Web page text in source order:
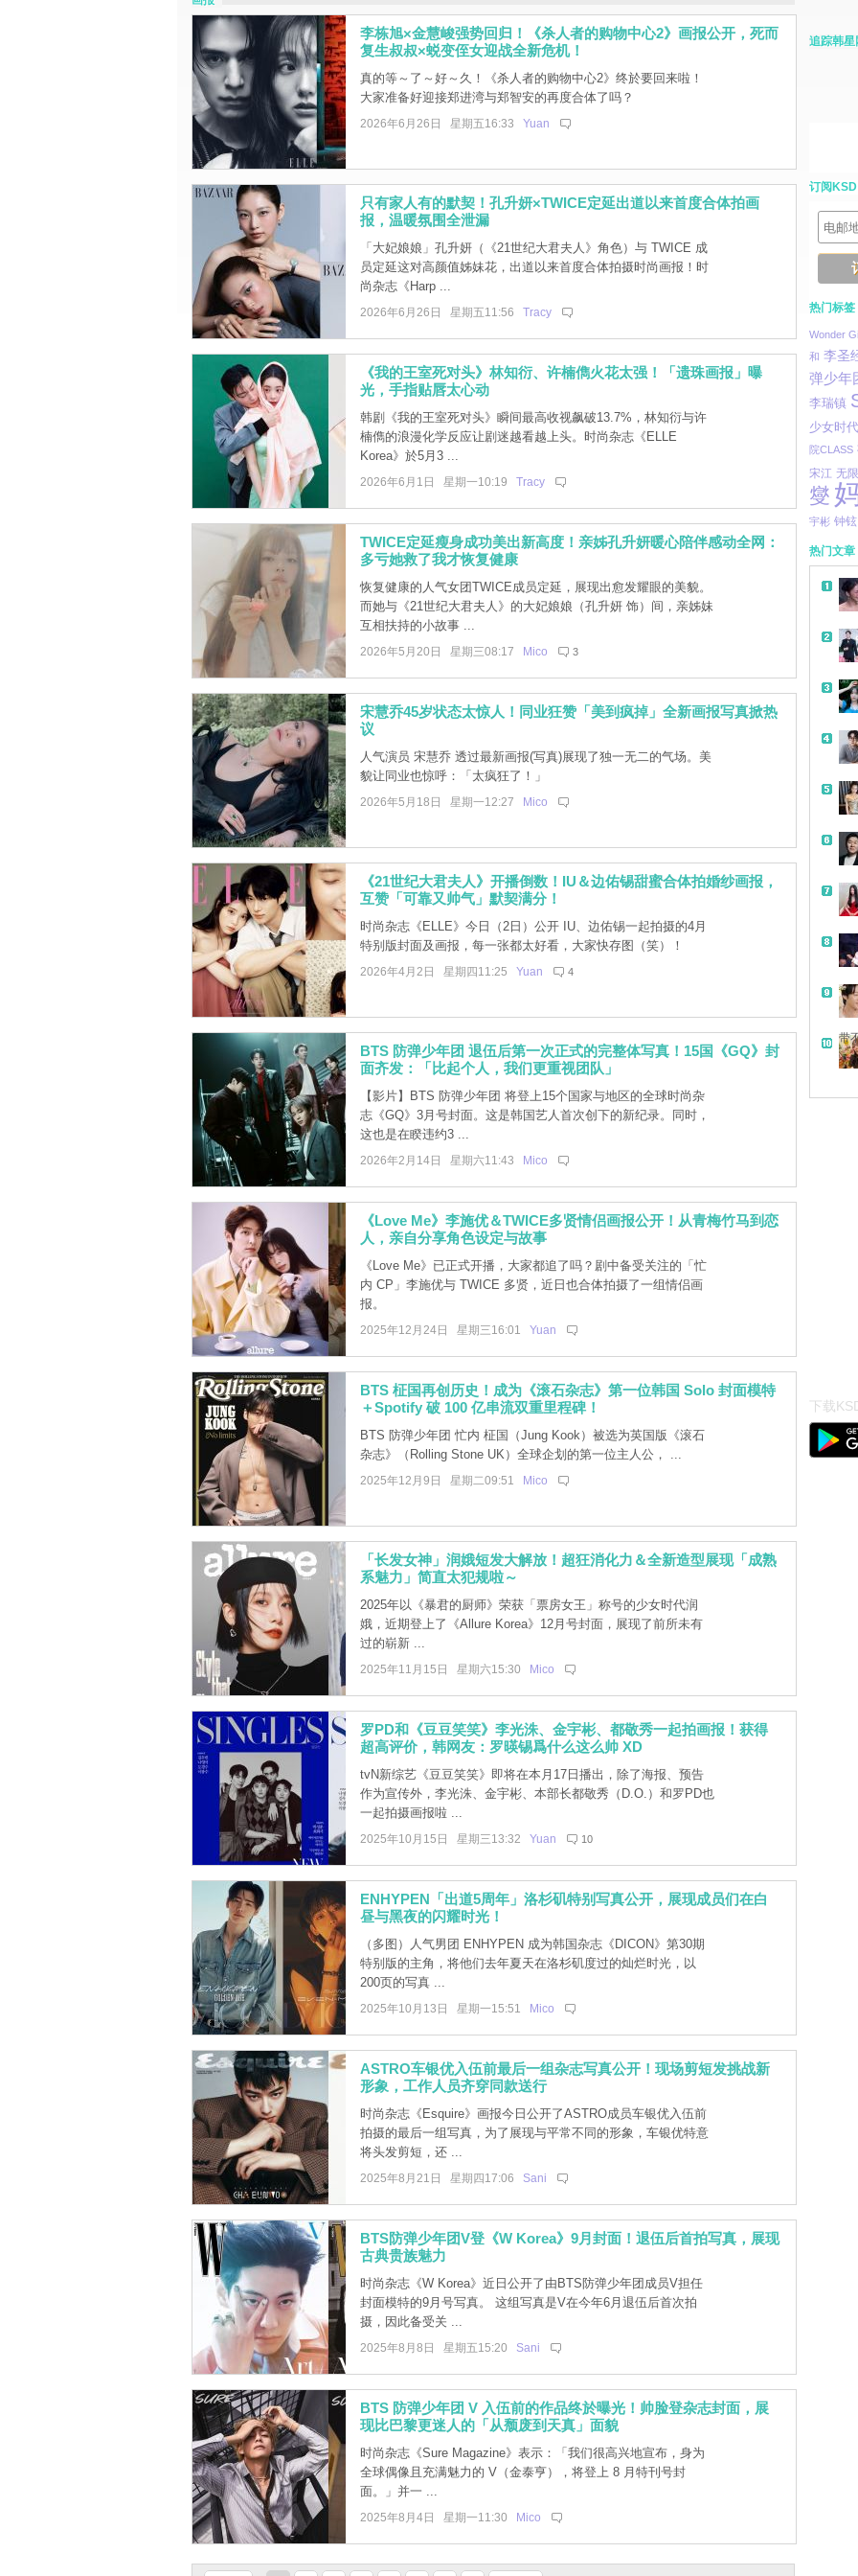
李栋旭×金慧峻强势回归！《杀人者的购物中心2》画报公开，死而
复生叔叔×蜕变侄女迎战全新危机！
真的等～了～好～久！《杀人者的购物中心2》终於要回来啦！
大家准备好迎接郑进湾与郑智安的再度合体了吗？
2026年6月26日 星期五16:33 Yuan
只有家人有的默契！孔升妍×TWICE定延出道以来首度合体拍画
报，温暖氛围全泄漏
「大妃娘娘」孔升妍（《21世纪大君夫人》角色）与 TWICE 成
员定延这对高颜值姊妹花，出道以来首度合体拍摄时尚画报！时
尚杂志《Harp ...
2026年6月26日 星期五11:56 Tracy
《我的王室死对头》林知衍、许楠儁火花太强！「遗珠画报」曝
光，手指贴唇太心动
韩剧《我的王室死对头》瞬间最高收视飙破13.7%，林知衍与许
楠儁的浪漫化学反应让剧迷越看越上头。时尚杂志《ELLE
Korea》於5月3 ...
2026年6月1日 星期一10:19 Tracy
TWICE定延瘦身成功美出新高度！亲姊孔升妍暖心陪伴感动全网：
多亏她救了我才恢复健康
恢复健康的人气女团TWICE成员定延，展现出愈发耀眼的美貌。
而她与《21世纪大君夫人》的大妃娘娘（孔升妍 饰）间，亲姊妹
互相扶持的小故事 ...
2026年5月20日 星期三08:17 Mico 3
宋慧乔45岁状态太惊人！同业狂赞「美到疯掉」全新画报写真掀热
议
人气演员 宋慧乔 透过最新画报(写真)展现了独一无二的气场。美
貌让同业也惊呼：「太疯狂了！」
2026年5月18日 星期一12:27 Mico
《21世纪大君夫人》开播倒数！IU＆边佑锡甜蜜合体拍婚纱画报，
互赞「可靠又帅气」默契满分！
时尚杂志《ELLE》今日（2日）公开 IU、边佑锡一起拍摄的4月
特别版封面及画报，每一张都太好看，大家快存图（笑）！
2026年4月2日 星期四11:25 Yuan 4
BTS 防弹少年团 退伍后第一次正式的完整体写真！15国《GQ》封
面齐发：「比起个人，我们更重视团队」
【影片】BTS 防弹少年团 将登上15个国家与地区的全球时尚杂
志《GQ》3月号封面。这是韩国艺人首次创下的新纪录。同时，
这也是在睽违约3 ...
2026年2月14日 星期六11:43 Mico
《Love Me》李施优＆TWICE多贤情侣画报公开！从青梅竹马到恋
人，亲自分享角色设定与故事
《Love Me》已正式开播，大家都追了吗？剧中备受关注的「忙
内 CP」李施优与 TWICE 多贤，近日也合体拍摄了一组情侣画
报。
2025年12月24日 星期三16:01 Yuan
BTS 柾国再创历史！成为《滚石杂志》第一位韩国 Solo 封面模特
＋Spotify 破 100 亿串流双重里程碑！
BTS 防弹少年团 忙内 柾国（Jung Kook）被选为英国版《滚石
杂志》（Rolling Stone UK）全球企划的第一位主人公， ...
2025年12月9日 星期二09:51 Mico
「长发女神」润娥短发大解放！超狂消化力＆全新造型展现「成熟
系魅力」简直太犯规啦～
2025年以《暴君的厨师》荣获「票房女王」称号的少女时代润
娥，近期登上了《Allure Korea》12月号封面，展现了前所未有
过的崭新 ...
2025年11月15日 星期六15:30 Mico
罗PD和《豆豆笑笑》李光洙、金宇彬、都敬秀一起拍画报！获得
超高评价，韩网友：罗暎锡爲什么这么帅 XD
tvN新综艺《豆豆笑笑》即将在本月17日播出，除了海报、预告
作为宣传外，李光洙、金宇彬、本部长都敬秀（D.O.）和罗PD也
一起拍摄画报啦 ...
2025年10月15日 星期三13:32 Yuan 10
ENHYPEN「出道5周年」洛杉矶特别写真公开，展现成员们在白
昼与黑夜的闪耀时光！
（多图）人气男团 ENHYPEN 成为韩国杂志《DICON》第30期
特别版的主角，将他们去年夏天在洛杉矶度过的灿烂时光，以
200页的写真 ...
2025年10月13日 星期一15:51 Mico
ASTRO车银优入伍前最后一组杂志写真公开！现场剪短发挑战新
形象，工作人员齐穿同款送行
时尚杂志《Esquire》画报今日公开了ASTRO成员车银优入伍前
拍摄的最后一组写真，为了展现与平常不同的形象，车银优特意
将头发剪短，还 ...
2025年8月21日 星期四17:06 Sani
BTS防弹少年团V登《W Korea》9月封面！退伍后首拍写真，展现
古典贵族魅力
时尚杂志《W Korea》近日公开了由BTS防弹少年团成员V担任
封面模特的9月号写真。 这组写真是V在今年6月退伍后首次拍
摄，因此备受关 ...
2025年8月8日 星期五15:20 Sani
BTS 防弹少年团 V 入伍前的作品终於曝光！帅脸登杂志封面，展
现比巴黎更迷人的「从颓废到天真」面貌
时尚杂志《Sure Magazine》表示：「我们很高兴地宣布，身为
全球偶像且充满魅力的 V（金泰亨），将登上 8 月特刊号封
面。」并一 ...
2025年8月4日 星期一11:30 Mico
追踪韩星
订阅KSD
热门标签
Wonder
和 李圣
弹少年
李瑞镇
少女时代
院CLASS
宋江 无
燮
宇彬 钟铉
热门文章
带
下载